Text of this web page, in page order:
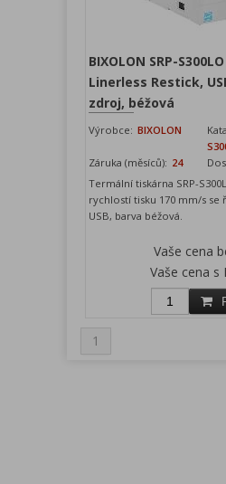
BIXOLON SRP-
Linerless Restick,
zdroj, béžová
Výrobce: BIXOLON
Záruka (měsíců): 24
Termální tiskárna SRP-
rychlostí tisku 170 mm/s se
USB, barva béžová.
Vaše cena
Vaše cena s
1